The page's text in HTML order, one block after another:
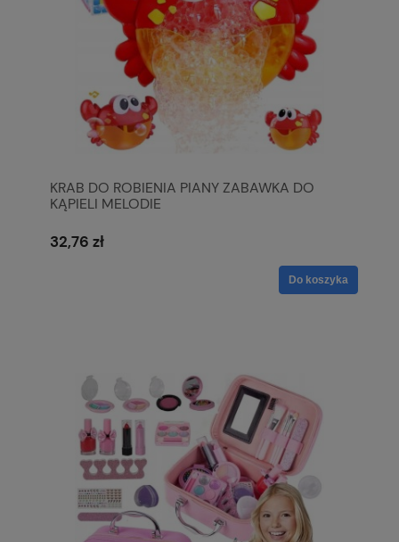
KRAB DO ROBIENIA PIANY ZABAWKA DO
KĄPIELI MELODIE
32,76 zł
Do koszyka